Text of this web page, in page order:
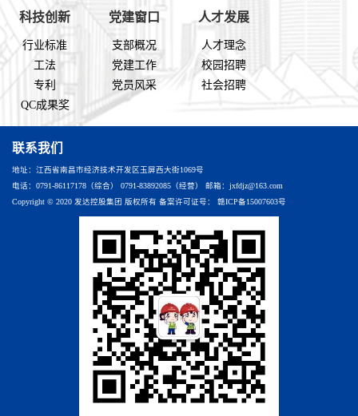
科技创新
行业标准
工法
专利
QC成果奖
党建窗口
支部概况
党建工作
党员风采
人才发展
人才理念
校园招聘
社会招聘
联系我们
地址：江西省南昌市经济技术开发区玉屏西大街1069号
电话：0791-86117178（综合） 0791-83892085（经营） 邮箱：jxfdjz@163.com
Copyright © 2020 发达控股集团 版权所有 备案许可证号： 赣ICP备15007603号